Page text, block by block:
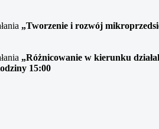
„Tworzenie i rozwój
„Różnicowanie w kierunku
15:00